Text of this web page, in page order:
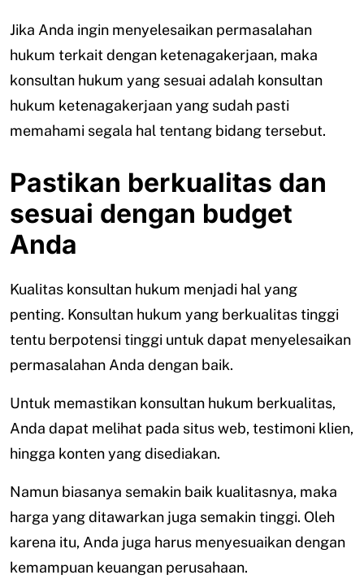
Jika Anda ingin menyelesaikan permasalahan
hukum terkait dengan ketenagakerjaan, maka
konsultan hukum yang sesuai adalah konsultan
hukum ketenagakerjaan yang sudah pasti
memahami segala hal tentang bidang tersebut.
Pastikan berkualitas dan
sesuai dengan budget
Anda
Kualitas konsultan hukum menjadi hal yang
penting. Konsultan hukum yang berkualitas tinggi
tentu berpotensi tinggi untuk dapat menyelesaikan
permasalahan Anda dengan baik.
Untuk memastikan konsultan hukum berkualitas,
Anda dapat melihat pada situs web, testimoni klien,
hingga konten yang disediakan.
Namun biasanya semakin baik kualitasnya, maka
harga yang ditawarkan juga semakin tinggi. Oleh
karena itu, Anda juga harus menyesuaikan dengan
kemampuan keuangan perusahaan.